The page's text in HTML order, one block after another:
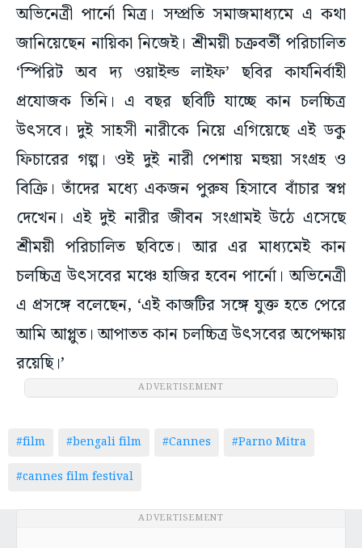
অভিনেত্রী পার্নো মিত্র। সম্প্রতি সমাজমাধ্যমে এ কথা
জানিয়েছেন নায়িকা নিজেই। শ্রীময়ী চক্রবর্তী পরিচালিত
‘স্পিরিট অব দ্য ওয়াইল্ড লাইফ’ ছবির কার্যনির্বাহী
প্রযোজক তিনি। এ বছর ছবিটি যাচ্ছে কান চলচ্চিত্র
উৎসবে। দুই সাহসী নারীকে নিয়ে এগিয়েছে এই ডকু
ফিচারের গল্প। ওই দুই নারী পেশায় মহুয়া সংগ্রহ ও
বিক্রি। তাঁদের মধ্যে একজন পুরুষ হিসাবে বাঁচার স্বপ্ন
দেখেন। এই দুই নারীর জীবন সংগ্রামই উঠে এসেছে
শ্রীময়ী পরিচালিত ছবিতে। আর এর মাধ্যমেই কান
চলচ্চিত্র উৎসবের মঞ্চে হাজির হবেন পার্নো। অভিনেত্রী
এ প্রসঙ্গে বলেছেন, ‘এই কাজটির সঙ্গে যুক্ত হতে পেরে
আমি আপ্লুত। আপাতত কান চলচ্চিত্র উৎসবের অপেক্ষায়
রয়েছি।’
ADVERTISEMENT
#film #bengali film #Cannes
#Parno Mitra
#cannes film festival
ADVERTISEMENT